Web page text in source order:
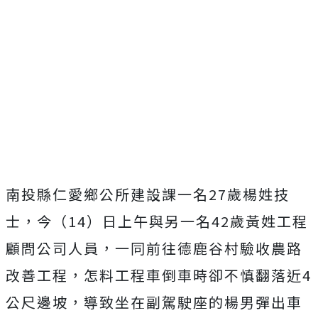
南投縣仁愛鄉公所建設課一名27歲楊姓技
士，今（14）日上午與另一名42歲黃姓工程
顧問公司人員，一同前往德鹿谷村驗收農路
改善工程，怎料工程車倒車時卻不慎翻落近4
公尺邊坡，導致坐在副駕駛座的楊男彈出車